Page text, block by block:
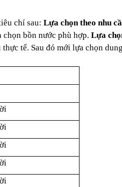
chí sau: Lựa chọn theo nhu
bồn nước phù hợp. Lựa
tế. Sau đó mới lựa chọn